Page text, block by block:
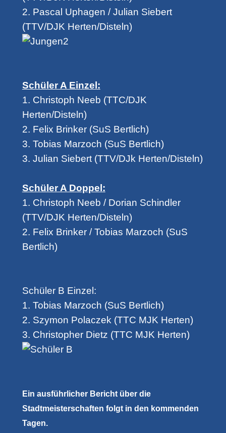
2. Pascal Uphagen / Julian Siebert
(TTV/DJK Herten/Disteln)
Schüler A Einzel:
1. Christoph Neeb (TTC/DJK
Herten/Disteln)
2. Felix Brinker (SuS Bertlich)
3. Tobias Marzoch (SuS Bertlich)
3. Julian Siebert (TTV/DJk Herten/Disteln)
Schüler A Doppel:
1. Christoph Neeb / Dorian Schindler
(TTV/DJK Herten/Disteln)
2. Felix Brinker / Tobias Marzoch (SuS
Bertlich)
Schüler B Einzel:
1. Tobias Marzoch (SuS Bertlich)
2. Szymon Polaczek (TTC MJK Herten)
3. Christopher Dietz (TTC MJK Herten)
Ein ausführlicher Bericht über die
Stadtmeisterschaften folgt in den kommenden
Tagen.